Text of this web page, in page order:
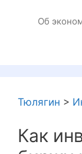
Об
Тюлягин >
Как